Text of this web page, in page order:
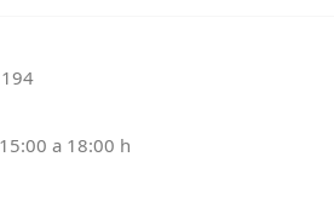
a 18:00 h